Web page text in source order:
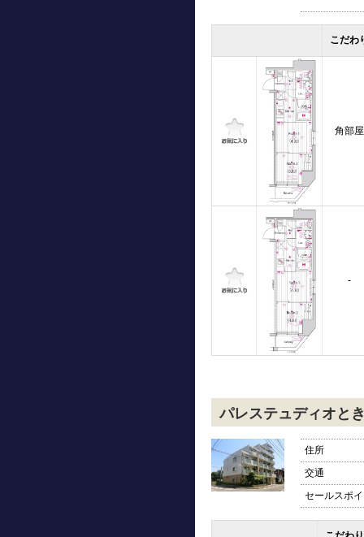
こだわ
角部屋
-
パレステュディオと
住所
交通
セールスポ